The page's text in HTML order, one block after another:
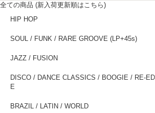
全ての商品 (新入荷更新順はこちら)
HIP HOP
SOUL / FUNK / RARE GROOVE (LP+45s)
JAZZ / FUSION
DISCO / DANCE CLASSICS / BOOGIE / RE-
E
BRAZIL / LATIN / WORLD